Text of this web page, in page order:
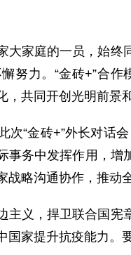
大家庭的一员，始
努力。“金砖+”合
共同开创光明前景
次“金砖+”外长对话
事务中发挥作用，
战略沟通协作，推
主义，捍卫联合国
家提升抗疫能力。